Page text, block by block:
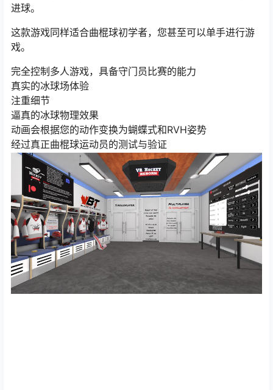
进球。
这款游戏同样适合曲棍球初学者，您甚至可以单手进行游
戏。
完全控制多人游戏，具备守门员比赛的能力
真实的冰球场体验
注重细节
逼真的冰球物理效果
动画会根据您的动作变换为蝴蝶式和RVH姿势
经过真正曲棍球运动员的测试与验证